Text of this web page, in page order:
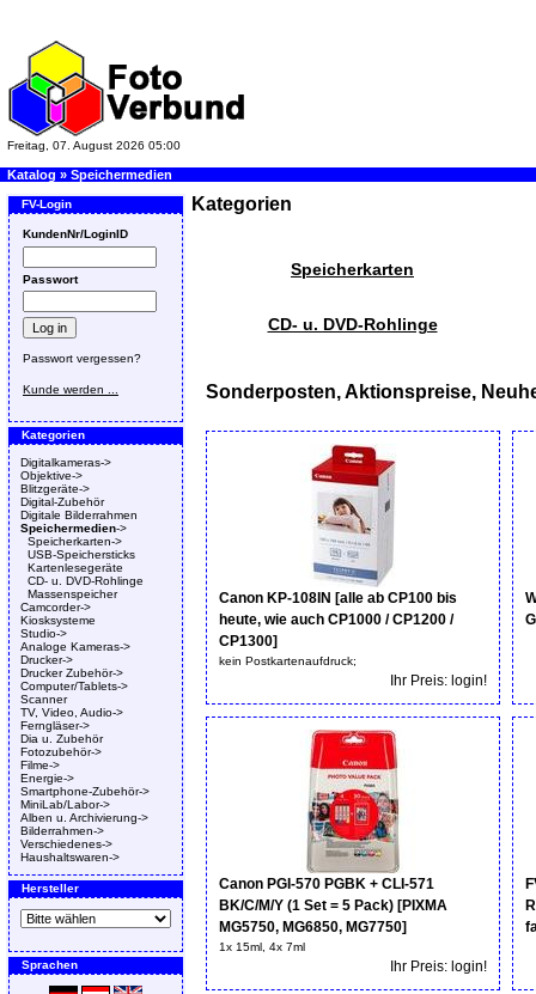
Freitag, 07. August 2026 05:00
Katalog » Speichermedien
FV-Login
KundenNr/LoginID
Passwort
Passwort vergessen?
Kunde werden ...
Kategorien
Digitalkameras->
Objektive->
Blitzgeräte->
Digital-Zubehör
Digitale Bilderrahmen
Speichermedien->
Speicherkarten->
USB-Speichersticks
Kartenlesegeräte
CD- u. DVD-Rohlinge
Massenspeicher
Camcorder->
Kiosksysteme
Studio->
Analoge Kameras->
Drucker->
Drucker Zubehör->
Computer/Tablets->
Scanner
TV, Video, Audio->
Ferngläser->
Dia u. Zubehör
Fotozubehör->
Filme->
Energie->
Smartphone-Zubehör->
MiniLab/Labor->
Alben u. Archivierung->
Bilderrahmen->
Verschiedenes->
Haushaltswaren->
Hersteller
Sprachen
Kategorien
Speicherkarten
CD- u. DVD-Rohlinge
Sonderposten, Aktionspreise,
Canon KP-108IN [alle ab CP100 bis
heute, wie auch CP1000 / CP1200 /
CP1300]
kein Postkartenaufdruck;
Ihr Preis: login!
Canon PGI-570 PGBK + CLI-571
BK/C/M/Y (1 Set = 5 Pack) [PIXMA
MG5750, MG6850, MG7750]
1x 15ml, 4x 7ml
Ihr Preis: login!